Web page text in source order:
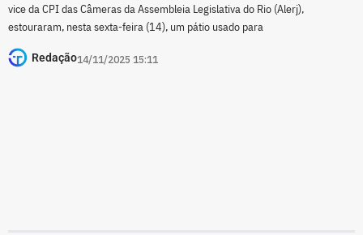
vice da CPI das Câmeras da Assembleia Legislativa do Rio (Alerj),
estouraram, nesta sexta-feira (14), um pátio usado para
Redação14/11/2025 15:11